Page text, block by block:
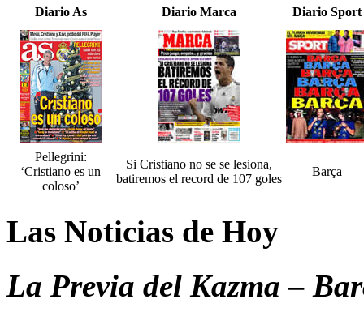
Diario As Diario Marca Diario Sport
Pellegrini:
‘Cristiano es un
coloso’
Si Cristiano no se se lesiona,
batiremos el record de 107 goles
Barça
Las Noticias de Hoy
La Previa del Kazma –